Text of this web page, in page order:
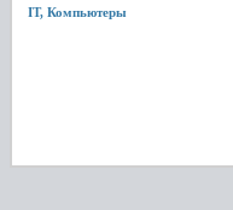
IT, Компьютеры